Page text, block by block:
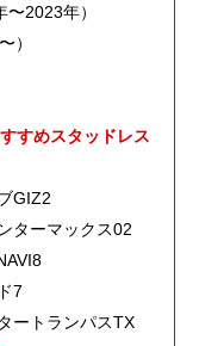
2023年）
）
すめスタッドレス
GIZ2
ターマックス02
7
ートランパスTX